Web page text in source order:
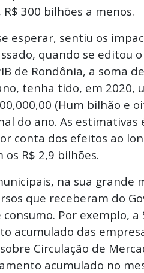
300 bilhões a menos.
esperar, sentiu os
quando se editou
de Rondônia, a soma
tenha tido, em 2020,
(Hum bilhão e
do ano. As estimativas
conta dos efeitos ao
R$ 2,9 bilhões.
na sua grande
que receberam do
Por exemplo, a
acumulado das
Circulação de
acumulado no